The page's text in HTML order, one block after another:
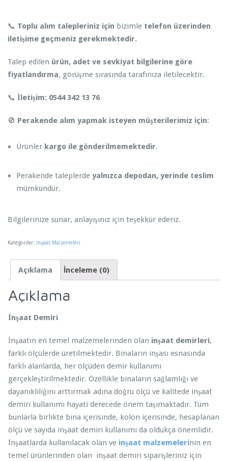
📞 Toplu alım talepleriniz için bizimle telefon üzerinden
iletişime geçmeniz gerekmektedir.
Talep edilen ürün, adet ve sevkiyat bilgilerine göre
fiyatlandırma, görüşme sırasında tarafınıza iletilecektir.
📞 İletişim: 0544 342 13 76
🚫 Perakende alım yapmak isteyen müşterilerimiz için:
Ürünler kargo ile gönderilmemektedir.
Perakende taleplerde yalnızca depodan, yerinde teslim
mümkündür.
Bilgilerinize sunar, anlayışınız için teşekkür ederiz.
Kategoriler: İnşaat Malzemeleri
Açıklama İnceleme (0)
Açıklama
İnşaat Demiri
İnşaatın en temel malzemelerinden olan inşaat demirleri,
farklı ölçülerde üretilmektedir. Binaların inşası esnasında
farklı alanlarda, her ölçüden demir kullanımı
gerçekleştirilmektedir. Özellikle binaların sağlamlığı ve
dayanıklılığını arttırmak adına doğru ölçü ve kalitede inşaat
demiri kullanımı hayati derecede önem taşımaktadır. Tüm
bunlarla birlikte bina içerisinde, kolon içerisinde, hesaplanan
ölçü ve sayıda inşaat demiri kullanımı da oldukça önemlidir.
İnşaatlarda kullanılacak olan ve inşaat malzemelerinin en
temel ürünlerinden olan inşaat demiri siparişleriniz için